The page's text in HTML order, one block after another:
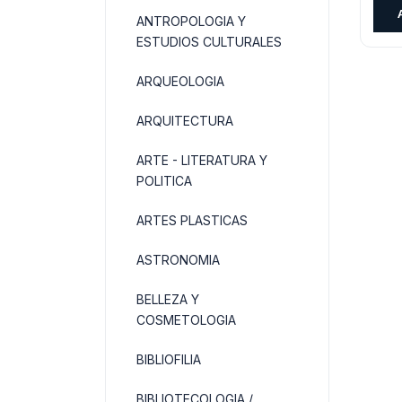
ANTROPOLOGIA Y
ESTUDIOS CULTURALES
ARQUEOLOGIA
ARQUITECTURA
ARTE - LITERATURA Y
POLITICA
ARTES PLASTICAS
ASTRONOMIA
BELLEZA Y
COSMETOLOGIA
BIBLIOFILIA
BIBLIOTECOLOGIA /